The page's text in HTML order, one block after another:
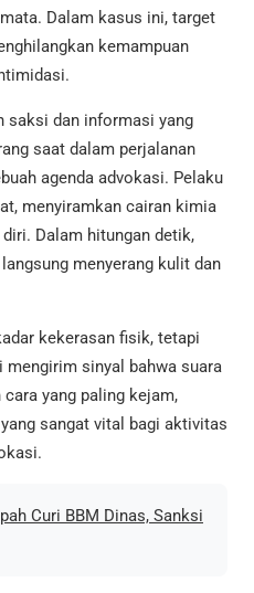
Dalam kasus ini, target
kemampuan
saksi dan informasi yang
saat dalam perjalanan
agenda advokasi. Pelaku
menyiramkan cairan kimia
Dalam hitungan detik,
menyerang kulit dan
kekerasan fisik, tetapi
mengirim sinyal bahwa suara
yang paling kejam,
sangat vital bagi aktivitas
Curi BBM Dinas, Sanksi